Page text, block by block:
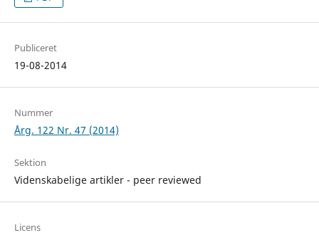
Publiceret
19-08-2014
Nummer
Årg. 122 Nr. 47 (2014)
Sektion
Videnskabelige artikler - peer reviewed
Licens